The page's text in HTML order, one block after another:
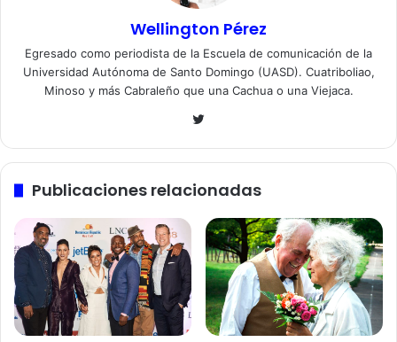
Wellington Pérez
Egresado como periodista de la Escuela de comunicación de la
Universidad Autónoma de Santo Domingo (UASD). Cuatriboliao,
Minoso y más Cabraleño que una Cachua o una Viejaca.
Twitter
Publicaciones relacionadas